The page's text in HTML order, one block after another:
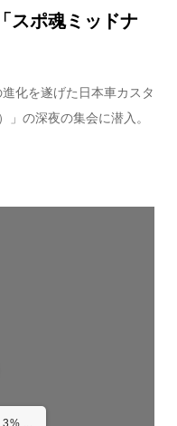
スポ魂ミッドナ
化を遂げた日本車カスタ
」の深夜の集会に潜入。